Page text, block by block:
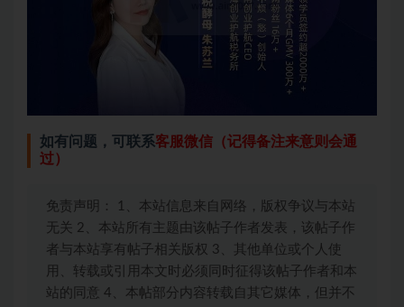
如有问题，可联系客服微信（记得备注来意则会通
过）
免责声明： 1、本站信息来自网络，版权争议与本站
无关 2、本站所有主题由该帖子作者发表，该帖子作
者与本站享有帖子相关版权 3、其他单位或个人使
用、转载或引用本文时必须同时征得该帖子作者和本
站的同意 4、本帖部分内容转载自其它媒体，但并不